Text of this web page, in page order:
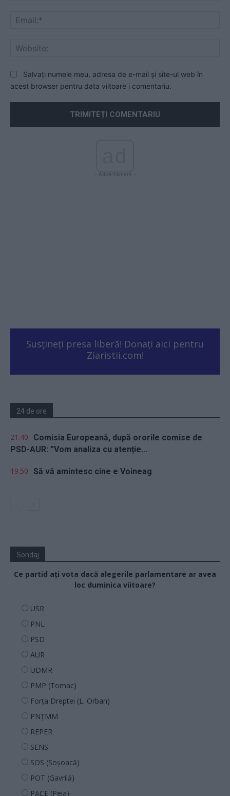
Salvați numele meu, adresa de e-mail și site-ul web în
acest browser pentru data viitoare i comentariu.
- Advertisment -
Susțineți presa liberă! Donați aici pentru
Ziaristii.com!
24 de ore
21.40
Comisia Europeană, după ororile comise de
PSD-AUR: ”Vom analiza cu atenție...
19.50 Să vă amintesc cine e Voineag
Sondaj
Ce partid ați vota dacă alegerile parlamentare ar avea
loc duminica viitoare?
USR
PNL
PSD
AUR
UDMR
PMP (Tomac)
Forța Dreptei (L. Orban)
PNȚMM
REPER
SENS
SOS (Șoșoacă)
POT (Gavrilă)
PACE (Peia)